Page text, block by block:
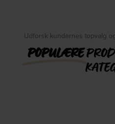
Udforsk kundernes topvalg
POPULÆRE